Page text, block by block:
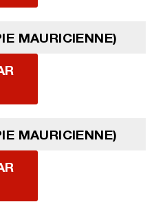
MAURICIENNE)
MAURICIENNE)